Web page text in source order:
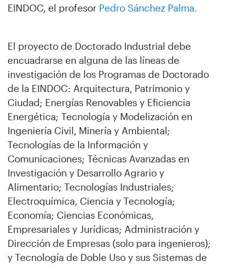
EINDOC, el profesor Pedro Sánchez Palma.
El proyecto de Doctorado Industrial debe
encuadrarse en alguna de las líneas de
investigación de los Programas de Doctorado
de la EINDOC: Arquitectura, Patrimonio y
Ciudad; Energías Renovables y Eficiencia
Energética; Tecnología y Modelización en
Ingeniería Civil, Minería y Ambiental;
Tecnologías de la Información y
Comunicaciones; Técnicas Avanzadas en
Investigación y Desarrollo Agrario y
Alimentario; Tecnologías Industriales;
Electroquímica, Ciencia y Tecnología;
Economía; Ciencias Económicas,
Empresariales y Jurídicas; Administración y
Dirección de Empresas (solo para ingenieros);
y Tecnología de Doble Uso y sus Sistemas de